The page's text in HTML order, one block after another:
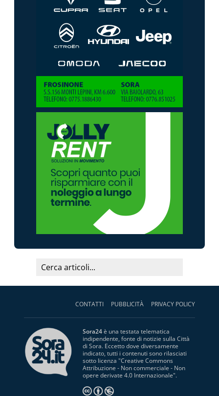
CONTATTI PUBBLICITÀ PRIVACY POLICY
Sora24è una testata telematica
indipendente, fonte di notizie sulla Città
di Sora. Eccetto dove diversamente
indicato, tutti i contenuti sono rilasciati
sotto licenza "Creative Commons
Attribuzione - Non commerciale - Non
opere derivate 4.0 Internazionale".